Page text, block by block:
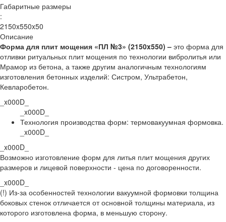
Габаритные размеры
:
2150x550x50
Описание
Форма для плит мощения «ПЛ №3» (2150x550) – это форма для
отливки ритуальных плит мощения по технологии вибролитья или
Мрамор из бетона, а также другим аналогичным технологиям
изготовления бетонных изделий: Систром, Ультрабетон,
Кевларобетон.
_x000D_
_x000D_
Технология производства форм: термовакуумная формовка.
_x000D_
_x000D_
Возможно изготовление форм для литья плит мощения других
размеров и лицевой поверхности - цена по договоренности.
_x000D_
(!) Из-за особенностей технологии вакуумной формовки толщина
боковых стенок отличается от основной толщины материала, из
которого изготовлена форма, в меньшую сторону.